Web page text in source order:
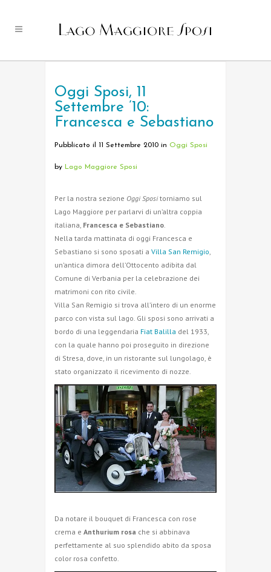
Oggi Sposi, 11
Settembre ’10:
Francesca e Sebastiano
Pubblicato il 11 Settembre 2010 in Oggi Sposi
by Lago Maggiore Sposi
Per la nostra sezione Oggi Spositorniamo sul
Lago Maggiore per parlarvi di un’altra coppia
italiana, Francesca e Sebastiano.
Nella tarda mattinata di oggi Francesca e
Sebastiano si sono sposati a Villa San Remigio,
un’antica dimora dell’Ottocento adibita dal
Comune di Verbania per la celebrazione dei
matrimoni con rito civile.
Villa San Remigio si trova all’intero di un enorme
parco con vista sul lago. Gli sposi sono arrivati a
bordo di una leggendaria Fiat Balilla del 1933,
con la quale hanno poi proseguito in direzione
di Stresa, dove, in un ristorante sul lungolago, è
stato organizzato il ricevimento di nozze.
Da notare il bouquet di Francesca con rose
crema e Anthurium rosa che si abbinava
perfettamente al suo splendido abito da sposa
color rosa confetto.